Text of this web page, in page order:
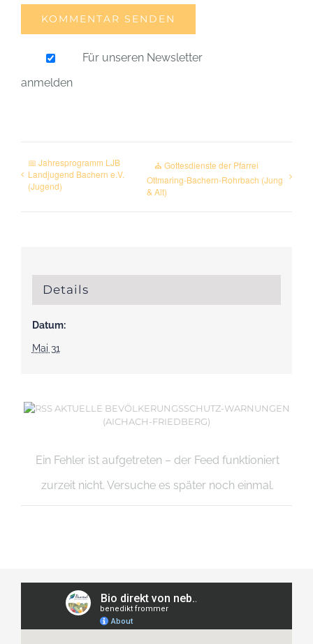
Für unseren Newsletter
anmelden
📅 Jahresprogramm LJB
Landjugend Bachern e.V.
(Jugend)
⛪ Gottesdienste der Pfarrei
Ottmaring-Bachern-Rohrbach (Jung
& Alt)
Details
Datum:
Mai 31
AKTUELLE BEVÖLKERUNGSSCHUTZ-WARNUNGEN
(AICHACH-FRIEDBERG)
Ein Fehler ist aufgetreten – der Feed funktioniert
zurzeit nicht. Versuche es später noch einmal.